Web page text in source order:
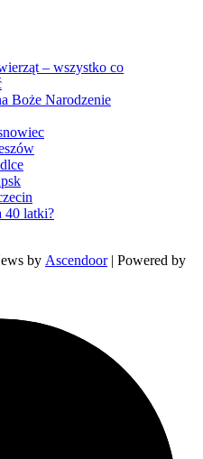
– wszystko co
Boże Narodzenie
40 latki?
by Ascendoor| Powered by